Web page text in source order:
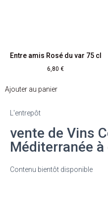
Entre amis Rosé du var 75 cl
6,80 €
Ajouter au panier
L'entrepôt
vente de Vins
Méditerranée
Contenu bientôt disponible